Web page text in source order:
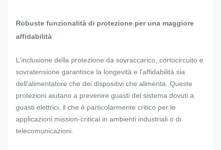
Robuste funzionalità di protezione per una maggiore
affidabilità
L'inclusione della protezione da sovraccarico, cortocircuito e
sovratensione garantisce la longevità e l'affidabilità sia
dell'alimentatore che dei dispositivi che alimenta. Queste
protezioni aiutano a prevenire guasti del sistema dovuti a
guasti elettrici, il che è particolarmente critico per le
applicazioni mission-critical in ambienti industriali o di
telecomunicazioni.